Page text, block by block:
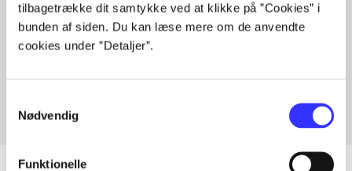
tilbagetrække dit samtykke ved at klikke på ”Cookies” i
bunden af siden. Du kan læse mere om de anvendte
cookies under ”Detaljer”.
Nødvendig
Funktionelle
Artikler med samme emner